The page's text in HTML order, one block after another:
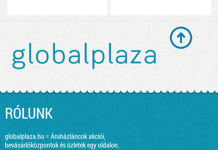
RÓLUNK
globalplaza.hu = Áruházláncok akciói,
bevásárlóközpontok és üzletek egy oldalon.